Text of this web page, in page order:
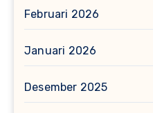
Februari 2026
Januari 2026
Desember 2025